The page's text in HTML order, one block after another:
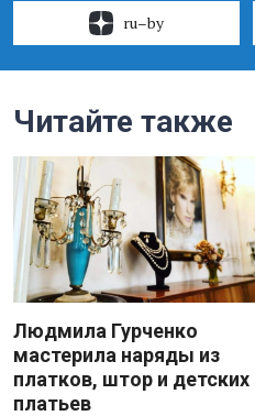
ru–by
Читайте также
Людмила Гурченко
мастерила наряды из
платков, штор и детских
платьев